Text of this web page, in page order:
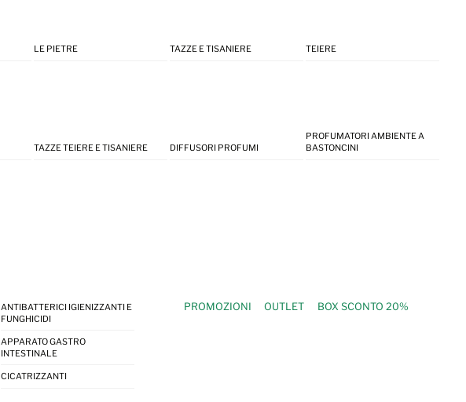
LE PIETRE TAZZE E TISANIERE TEIERE
TAZZE TEIERE E TISANIERE DIFFUSORI PROFUMI
PROFUMATORI AMBIENTE A
BASTONCINI
ANTIBATTERICI IGIENIZZANTI E
FUNGHICIDI
APPARATO GASTRO
INTESTINALE
CICATRIZZANTI
PROMOZIONI OUTLET BOX SCONTO 20%